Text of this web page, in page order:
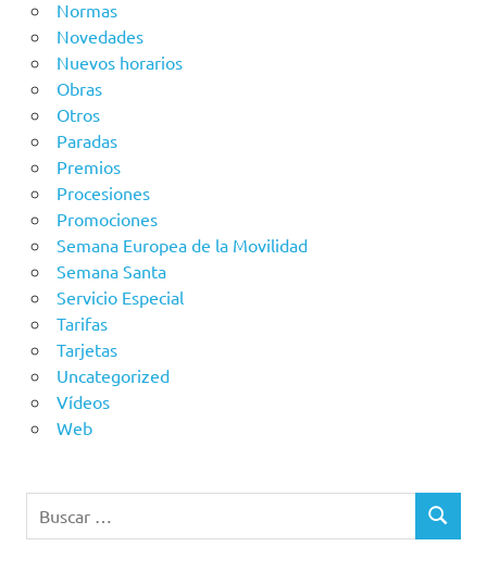
Normas
Novedades
Nuevos horarios
Obras
Otros
Paradas
Premios
Procesiones
Promociones
Semana Europea de la Movilidad
Semana Santa
Servicio Especial
Tarifas
Tarjetas
Uncategorized
Vídeos
Web
BUSCAR